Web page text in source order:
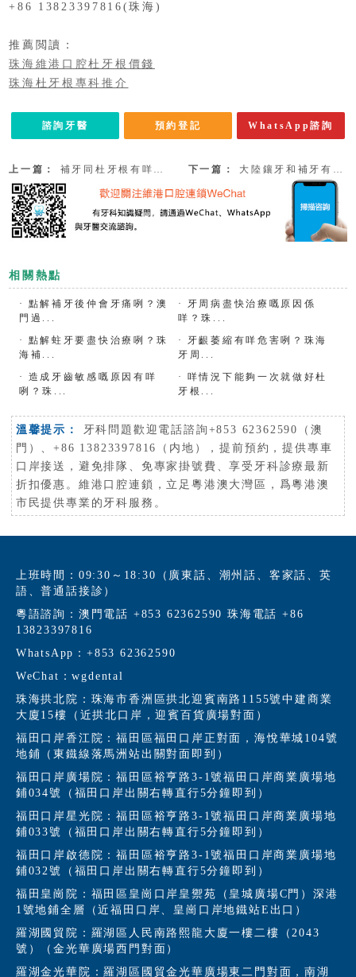
+86 13823397816(珠海)
推薦閲讀：
珠海維港口腔杜牙根價錢
珠海杜牙根專科推介
諮詢牙醫 預約登記 WhatsApp諮詢
上一篇： 補牙同杜牙根有咩關係咧？拱北杜牙根幾錢？ 下一篇： 大陸鑲牙和補牙有什麼區別？
相關熱點
·
點解補牙後仲會牙痛咧？澳
門過...
·
牙周病盡快治療嘅原因係
咩？珠...
·
點解蛀牙要盡快治療咧？珠
海補...
·
牙齦萎縮有咩危害咧？珠海
牙周...
·
造成牙齒敏感嘅原因有咩
咧？珠...
·
咩情況下能夠一次就做好杜
牙根...
溫馨提示：
牙科問題歡迎電話諮詢+853 62362590（澳
門）、+86 13823397816（内地），提前預約，提供專車
口岸接送，避免排隊、免專家掛號費、享受牙科診療最新
折扣優惠。維港口腔連鎖，立足粵港澳大灣區，爲粵港澳
市民提供專業的牙科服務。
上班時間：09:30～18:30（廣東話、潮州話、客家話、英
語、普通話接診）
粵語諮詢：澳門電話 +853 62362590 珠海電話 +86
13823397816
WhatsApp：+853 62362590
WeChat：wgdental
珠海拱北院：珠海市香洲區拱北迎賓南路1155號中建商業
大廈15樓（近拱北口岸，迎賓百貨廣場對面）
福田口岸香江院：福田區福田口岸正對面，海悅華城104號
地鋪（東鐵線落馬洲站出關對面即到）
福田口岸廣場院：福田區裕亨路3-1號福田口岸商業廣場地
鋪034號（福田口岸出關右轉直行5分鐘即到）
福田口岸星光院：福田區裕亨路3-1號福田口岸商業廣場地
鋪033號（福田口岸出關右轉直行5分鐘即到）
福田口岸啟德院：福田區裕亨路3-1號福田口岸商業廣場地
鋪032號（福田口岸出關右轉直行5分鐘即到）
福田皇崗院：福田區皇崗口岸皇禦苑（皇城廣場C門）深港
1號地鋪全層（近福田口岸、皇崗口岸地鐵站E出口）
羅湖國貿院：羅湖區人民南路熙龍大廈一樓二樓（2043
號）（金光華廣場西門對面）
羅湖金光華院：羅湖區國貿金光華廣場東二門對面，南湖